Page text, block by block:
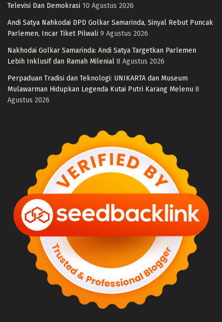
Televisi Dan Demokrasi 10 Agustus 2026
Andi Satya Nahkodai DPD Golkar Samarinda, Sinyal Rebut Puncak
Parlemen, Incar Tiket Pilwali 9 Agustus 2026
Nakhodai Golkar Samarinda: Andi Satya Targetkan Parlemen
Lebih Inklusif dan Ramah Milenial 8 Agustus 2026
Perpaduan Tradisi dan Teknologi: UNIKARTA dan Museum
Mulawarman Hidupkan Legenda Kutai Putri Karang Melenu 8
Agustus 2026